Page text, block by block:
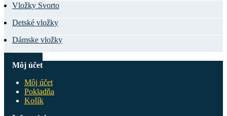
Vložky Svorto
Detské vložky
Dámske vložky
Môj účet
Môj účet
Pokladňa
Košík